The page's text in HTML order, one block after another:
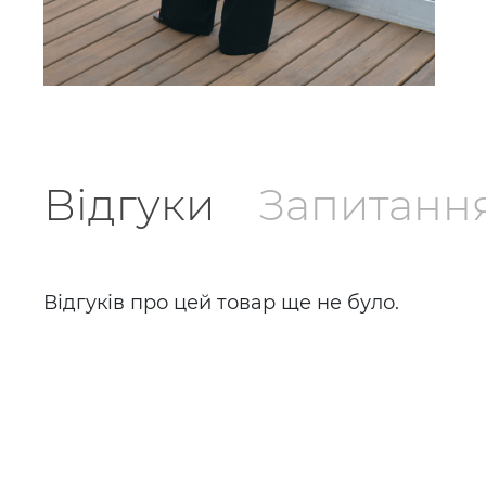
Відгуки
Відгуків про цей товар ще не було.